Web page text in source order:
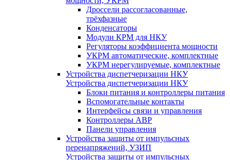
Дроссели рассогласованные,
трёхфазные
Конденсаторы
Модули КРМ для НКУ
Регуляторы коэффициента мощности
УКРМ автоматические, комплектные
УКРМ нерегулируемые, комплектные
Устройства диспетчеризации НКУ
Устройства диспетчеризации НКУ
Блоки питания и контроллеры питания
Вспомогательные контакты
Интерфейсы связи и управления
Контроллеры АВР
Панели управления
Устройства защиты от импульсных
перенапряжений, УЗИП
Устройства защиты от импульсных